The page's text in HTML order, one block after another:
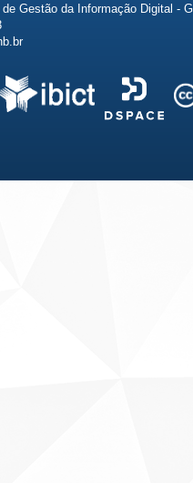
de Gestão da Informação Digital -